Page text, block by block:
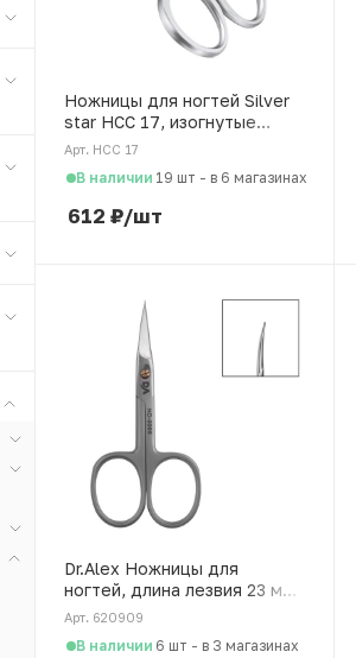
Ножницы для ногтей Silver
star НСС 17, изогнутые
лезвия
Арт. НСС 17
В наличии 19 шт - в 6 магазинах
612 ₽/шт
Dr.Alex Ножницы для
ногтей, длина лезвия 23 мм,
студийная заточка, ND-
Арт. 620909
В наличии 6 шт - в 3 магазинах